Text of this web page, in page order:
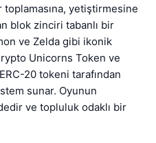
toplamasına, yetiştirmesine
blok zinciri tabanlı bir
ve Zelda gibi ikonik
Unicorns Token ve
20 tokeni tarafından
sunar. Oyunun
ve topluluk odaklı bir